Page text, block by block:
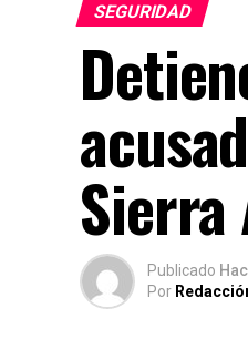
SEGURIDAD
Sierra
Publicado
Por